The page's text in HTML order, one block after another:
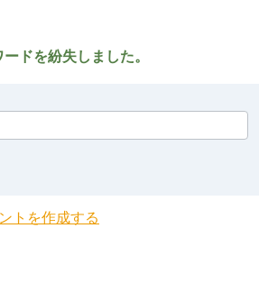
ドを紛失しました。
トを作成する